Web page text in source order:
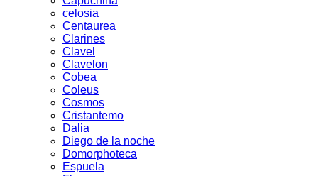
celosia
Centaurea
Clarines
Clavel
Clavelon
Cobea
Coleus
Cosmos
Cristantemo
Dalia
Diego de la noche
Domorphoteca
Espuela